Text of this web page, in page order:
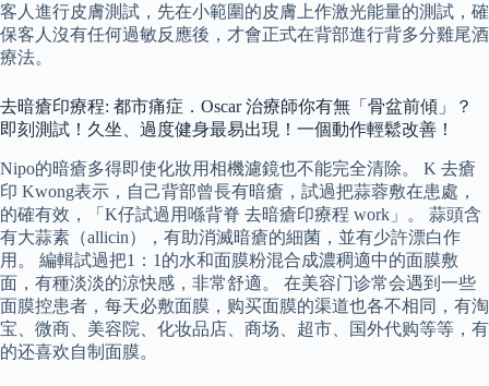
客人進行皮膚測試，先在小範圍的皮膚上作激光能量的測試，確
保客人沒有任何過敏反應後，才會正式在背部進行背多分雞尾酒
療法。
去暗瘡印療程: 都市痛症．Oscar 治療師你有無「骨盆前傾」？
即刻測試！久坐、過度健身最易出現！一個動作輕鬆改善！
Nipo的暗瘡多得即使化妝用相機濾鏡也不能完全清除。 K 去瘡
印 Kwong表示，自己背部曾長有暗瘡，試過把蒜蓉敷在患處，
的確有效，「K仔試過用喺背脊 去暗瘡印療程 work」。 蒜頭含
有大蒜素（allicin），有助消滅暗瘡的細菌，並有少許漂白作
用。 編輯試過把1：1的水和面膜粉混合成濃稠適中的面膜敷
面，有種淡淡的涼快感，非常舒適。 在美容门诊常会遇到一些
面膜控患者，每天必敷面膜，购买面膜的渠道也各不相同，有淘
宝、微商、美容院、化妆品店、商场、超市、国外代购等等，有
的还喜欢自制面膜。